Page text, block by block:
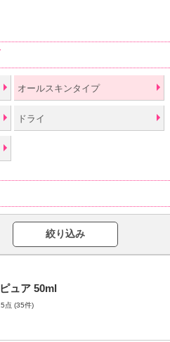
オールスキンタイプ
ドライ
絞り込み
ュア 50ml
点 (35件)